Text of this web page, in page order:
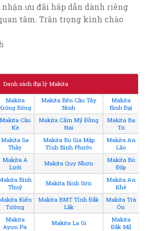
ưu đãi hấp dẫn dành riêng
tâm. Trân trọng kính chào
Danh sách đại lý Makita
Makita
Bông
Makita Bến Cầu Tây
Ninh
Makita
Bình Đại
Makita Cầu
Kè
Makita Cẩm Mỹ Đồng
Nai
Makita Ba
Tri
Makita Sa
Thầy
Makita Bù Gia Mập
Tỉnh Bình Phước
Makita An
Lão
Makita A
Lưới
Makita Quy Nhơn
Makita Bù
Đốp
Bình
Thuỷ
Makita Bình Sơn
Makita An
Khê
Kiến
Tường
Makita BMT Tỉnh Đắk
Lắk
Makita Trà
Ôn
Makita
Ayun Pa
Makita La Gi
Makita
Đắk Mil